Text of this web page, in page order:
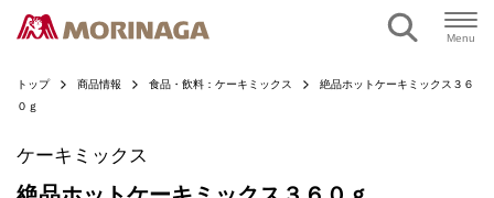
Menu
トップ 商品情報 食品・飲料：ケーキミックス
絶品ホットケーキミックス３６
０ｇ
ケーキミックス